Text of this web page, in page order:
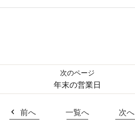
年末の営業日
前へ 一覧へ 次へ